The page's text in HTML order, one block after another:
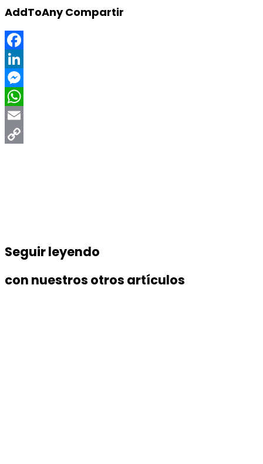
AddToAny Compartir
Facebook
LinkedIn
Messenger
WhatsApp
Email
Seguir leyendo
con nuestros otros artículos